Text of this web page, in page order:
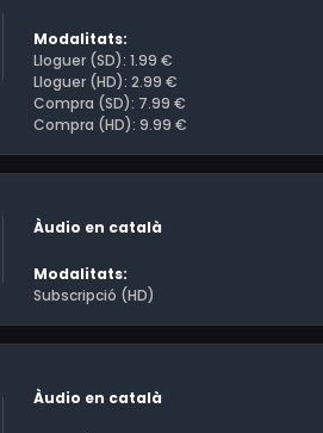
Modalitats:
Lloguer (SD): 1.99 €
Lloguer (HD): 2.99 €
Compra (SD): 7.99 €
Compra (HD): 9.99 €
Àudio en català
Modalitats:
Subscripció (HD)
Àudio en català